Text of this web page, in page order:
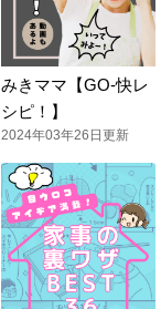
みきママ【GO-快レ
シピ！】
2024年03年26日更新